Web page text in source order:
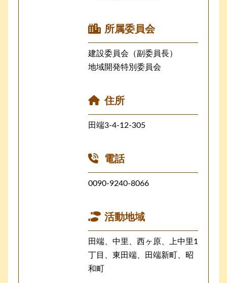
所属委員会
建設委員会（副委員長）
地域開発特別委員会
住所
田端3-4-12-305
電話
0090-9240-8066
活動地域
田端、中里、西ヶ原、上中里1
丁目、東田端、田端新町、昭
和町